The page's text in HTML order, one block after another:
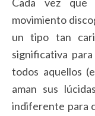
movimiento
un tipo tan
significativa
todos aquellos
aman sus
indiferente para